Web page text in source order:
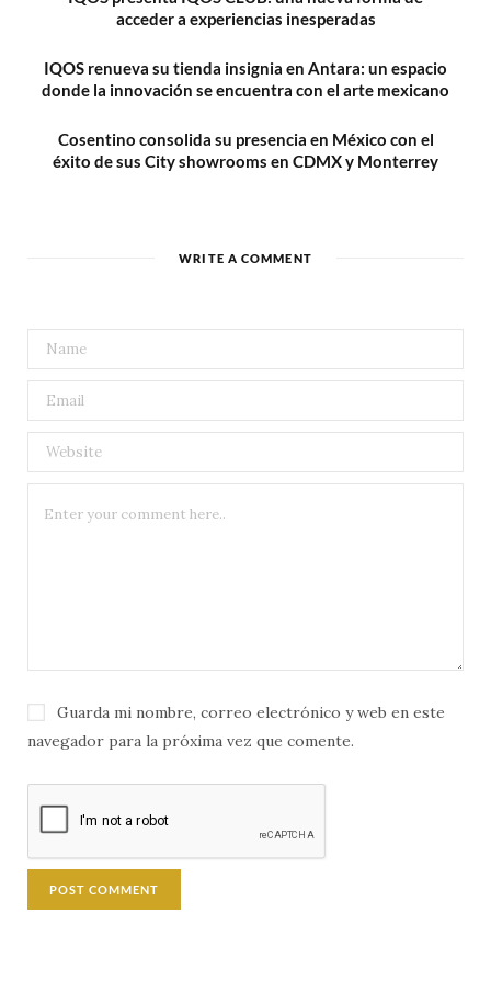
acceder a experiencias inesperadas
IQOS renueva su tienda insignia en Antara: un espacio
donde la innovación se encuentra con el arte mexicano
Cosentino consolida su presencia en México con el
éxito de sus City showrooms en CDMX y Monterrey
WRITE A COMMENT
Guarda mi nombre, correo electrónico y web en este
navegador para la próxima vez que comente.